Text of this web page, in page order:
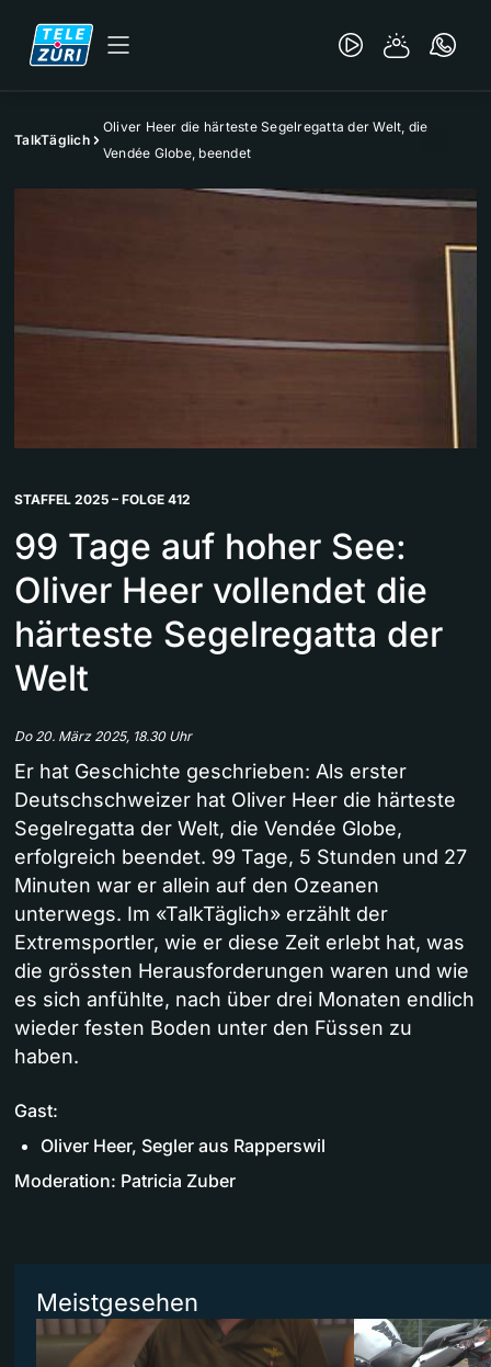
TalkTäglich
Oliver Heer die härteste Segelregatta der Welt, die
Vendée Globe, beendet
STAFFEL 2025 – FOLGE 412
99 Tage auf hoher See:
Oliver Heer vollendet die
härteste Segelregatta der
Welt
Do 20. März 2025, 18.30 Uhr
Er hat Geschichte geschrieben: Als erster
Deutschschweizer hat Oliver Heer die härteste
Segelregatta der Welt, die Vendée Globe,
erfolgreich beendet. 99 Tage, 5 Stunden und 27
Minuten war er allein auf den Ozeanen
unterwegs. Im «TalkTäglich» erzählt der
Extremsportler, wie er diese Zeit erlebt hat, was
die grössten Herausforderungen waren und wie
es sich anfühlte, nach über drei Monaten endlich
wieder festen Boden unter den Füssen zu
haben.
Gast:
Oliver Heer, Segler aus Rapperswil
Moderation: Patricia Zuber
Meistgesehen